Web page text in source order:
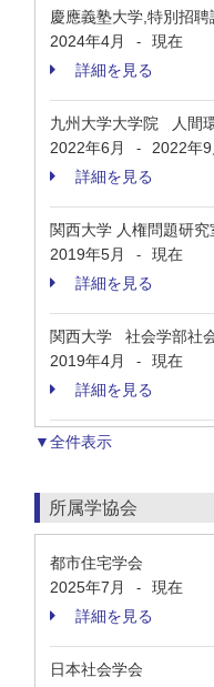
慶應義塾大学,特別招聘
2024年4月
-
現在
詳細を見る
九州大学大学院 人間
2022年6月
-
2022年9
詳細を見る
関西大学 人権問題研究
2019年5月
-
現在
詳細を見る
関西大学 社会学部社
2019年4月
-
現在
詳細を見る
▼全件表示
所属学協会
都市住宅学会
2025年7月
-
現在
詳細を見る
日本社会学会